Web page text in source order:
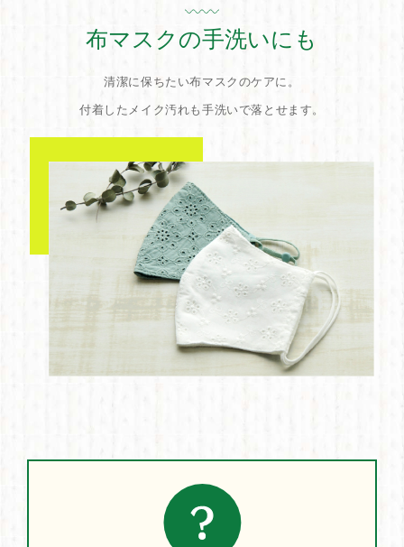
布マスクの手洗いにも
清潔に保ちたい布マスクのケアに。
付着したメイク汚れも手洗いで落とせます。